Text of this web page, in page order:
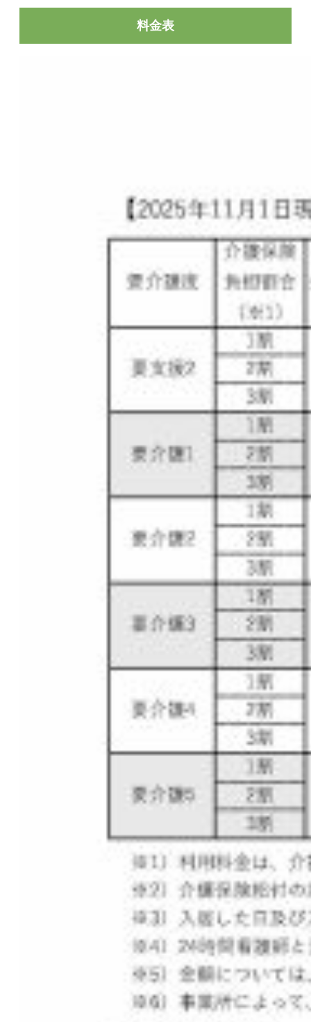
料金表